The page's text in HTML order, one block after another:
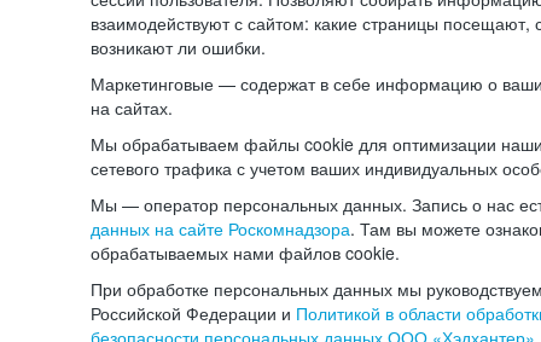
взаимодействуют с сайтом: какие страницы посещают,
возникают ли ошибки.
Маркетинговые — содержат в себе информацию о
на сайтах.
Мы обрабатываем файлы cookie для оптимизации
сетевого трафика с учетом ваших индивидуальных
Мы — оператор персональных данных. Запись о нас
данных на сайте Роскомнадзора. Там вы можете
обрабатываемых нами файлов cookie.
При обработке персональных данных мы
Российской Федерации и Политикой в области
безопасности персональных данных ООО «Хэдхантер»